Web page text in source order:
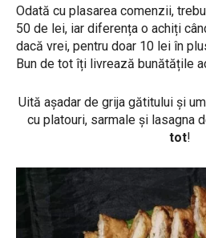
Odată cu plasarea comenzii,
50 de lei, iar diferența o achiți
dacă vrei, pentru doar 10 lei în
Bun de tot îți livrează bunătățile
Uită așadar de grija gătitului și
cu platouri, sarmale și lasagna
tot!